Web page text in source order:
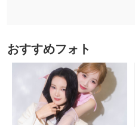
おすすめフォト